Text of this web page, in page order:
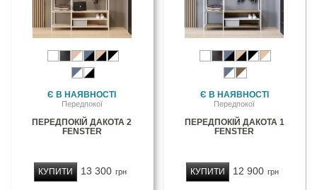
Є В НАЯВНОСТІ
Передпокої
ПЕРЕДПОКІЙ ДАКОТА 2
FENSTER
13 300 грн
КУПИТИ
Є В НАЯВНОСТІ
Передпокої
ПЕРЕДПОКІЙ ДАКОТА 1
FENSTER
12 900 грн
КУПИТИ